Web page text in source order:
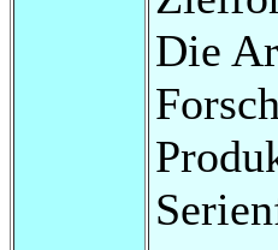
Die